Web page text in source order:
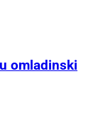
omladinski